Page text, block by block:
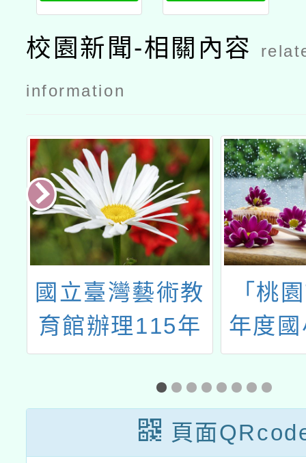
等學校綜合
活動領域生
命教育科第
十期教師在
招生簡章
職進修生命
教育增能學
分班第二期
校園新聞-相關內容
information
國立臺灣藝術教
育館辦理115年
教育部文藝創作
「桃
年度
學圈
領域
授課
頁面